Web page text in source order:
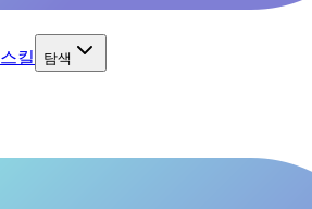
스킬 탐색